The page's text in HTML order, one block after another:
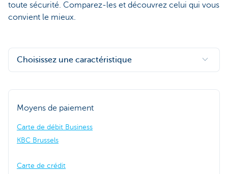
toute sécurité. Comparez-les et découvrez celui qui vous
convient le mieux.
Choisissez une caractéristique
Moyens de paiement
Carte de débit Business
KBC Brussels
Carte de crédit